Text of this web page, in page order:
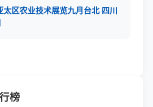
太区农业技术展览九月台北 四川
榜